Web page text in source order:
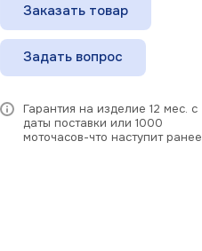
Заказать товар
Задать вопрос
Гарантия на изделие 12 мес. с
даты поставки или 1000
моточасов-что наступит ранее